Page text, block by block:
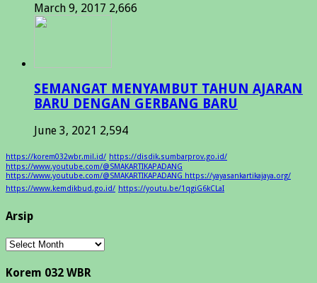
March 9, 2017 2,666
SEMANGAT MENYAMBUT TAHUN AJARAN
BARU DENGAN GERBANG BARU
June 3, 2021 2,594
https://korem032wbr.mil.id/ https://disdik.sumbarprov.go.id/
https://www.youtube.com/@SMAKARTIKAPADANG
https://www.youtube.com/@SMAKARTIKAPADANG https://yayasankartikajaya.org/
https://www.kemdikbud.go.id/ https://youtu.be/1qgiG6kCLaI
Arsip
Arsip
Korem 032 WBR